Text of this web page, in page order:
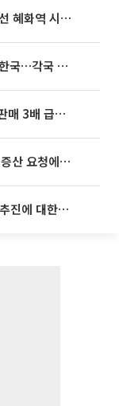
전장연, 오늘(10일) 서울 지하철 4호선 혜화역 시위…1호선 용산역 무정차
태풍 '돌핀' 중국 상륙, '찬홈' 일본→한국…각국 기상청 예상 경로는?
대신證 “알테오젠, 키트루다 큐렉스 판매 3배 급증…목표가 41만원 상향”
[특징주] “탄약 부족하다“ 美 국방부 증산 요청에⋯국내 방산주 급등세
[특징주] 美 중국산 광트랜시버 규제 추진에 대한광통신 등 광통신株 강세